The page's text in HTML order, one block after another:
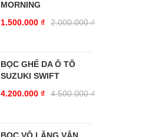
MORNING
2.000.000₫
1.500.000 ₫
BỌC GHẾ DA Ô TÔ
SUZUKI SWIFT
4.500.000₫
4.200.000 ₫
BỌC VÔ LĂNG VÂN